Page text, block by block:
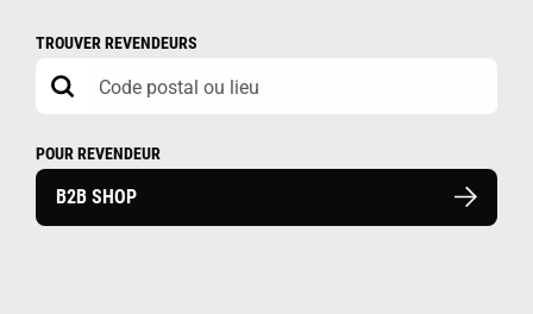
TROUVER REVENDEURS
POUR REVENDEUR
B2B SHOP